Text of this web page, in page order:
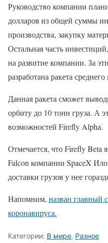
Руководство компании
долларов из общей суммы
производства, закупку
Остальная часть
на развитие компании. За
разработана ракета
Данная ракета сможет
орбиту до 10 тонн груза. А
возможностей Firefly Alpha.
Отмечается, что Firefly Beta
Falcon компании SpaceX
доставки грузов у нее
Напомним, назван главный
коронавируса.
Категории: В мире, Разное